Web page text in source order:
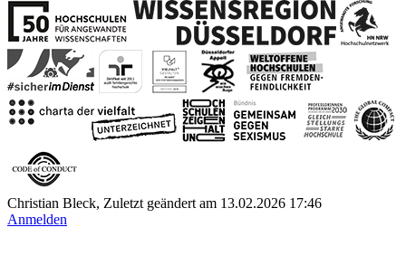
Christian Bleck, Zuletzt geändert am 13.02.2026 17:46
Anmelden